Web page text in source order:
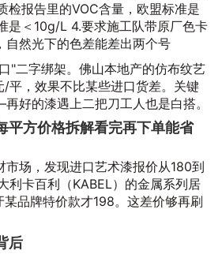
检报告里的VOC含量，欧盟标准是
是＜10g/L 4.要求施工队带原厂色卡
自然光下的色差能差出两个号
"二字绑架。佛山本地产的仿布纹艺
平，效果不比某些进口货差。关键
好的漆遇上二把刀工人也是白搭。
平方价格拆解看完再下单能省
市场，发现进口艺术漆报价从180到
利卡百利（KABEL）的金属系列居
品牌特价款才198。这差价够再刷
后